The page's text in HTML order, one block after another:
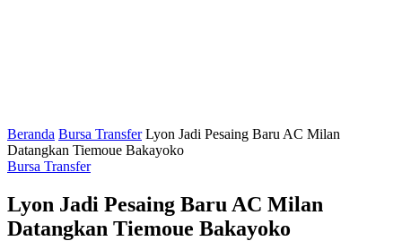
Beranda Bursa Transfer Lyon Jadi Pesaing Baru AC Milan
Datangkan Tiemoue Bakayoko
Bursa Transfer
Lyon Jadi Pesaing Baru AC Milan
Datangkan Tiemoue Bakayoko